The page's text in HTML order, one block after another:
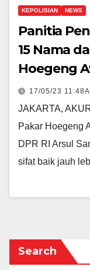
KEPOLISIAN NEWS
Panitia
15 Nama
Hoegeng
17/05/23
JAKARTA,
Pakar Hoegeng
DPR RI Arsul
sifat baik jauh
Search